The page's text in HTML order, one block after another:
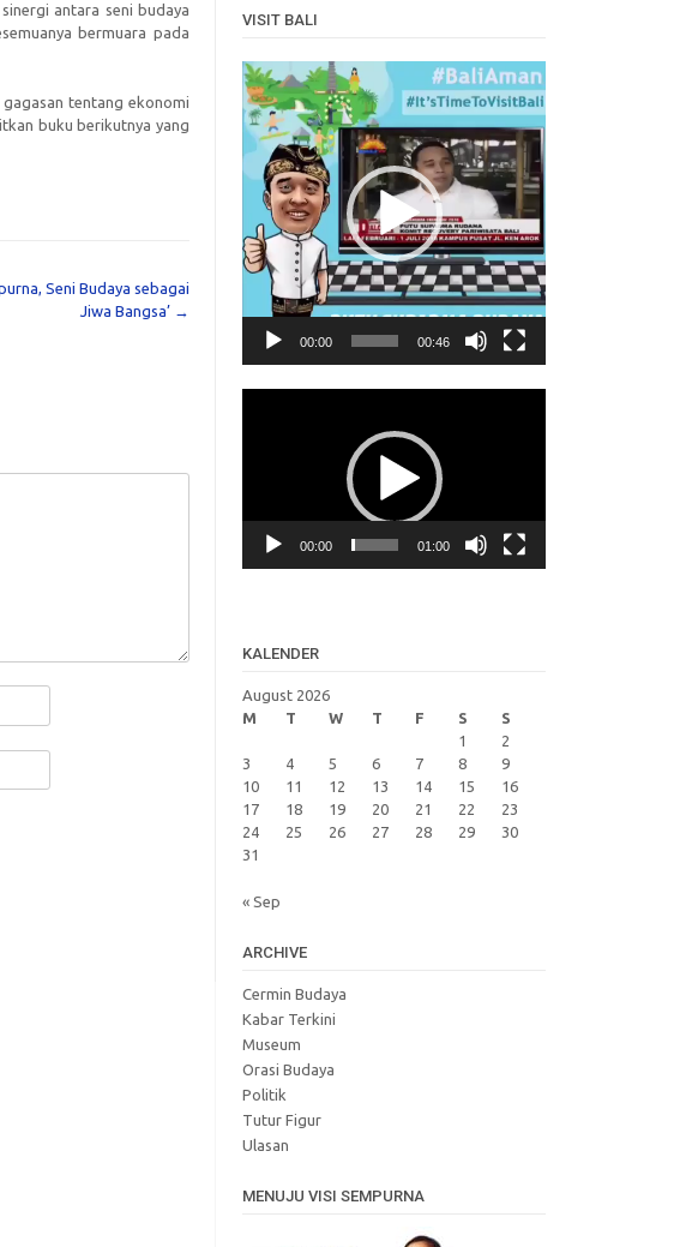
antara seni budaya
bermuara pada
tentang ekonomi
buku berikutnya yang
Seni Budaya sebagai
Jiwa Bangsa’ →
VISIT BALI
Video
Player
00:00 00:46
00:00 01:00
KALENDER
August 2026
M
T W T F S
S
1
2
3
4 5 6 7 8
9
10
11 12 13 14 15
16
17
18 19 20 21 22
23
24
25 26 27 28 29
30
31
« Sep
ARCHIVE
Cermin Budaya
Kabar Terkini
Museum
Orasi Budaya
Politik
Tutur Figur
Ulasan
MENUJU VISI SEMPURNA